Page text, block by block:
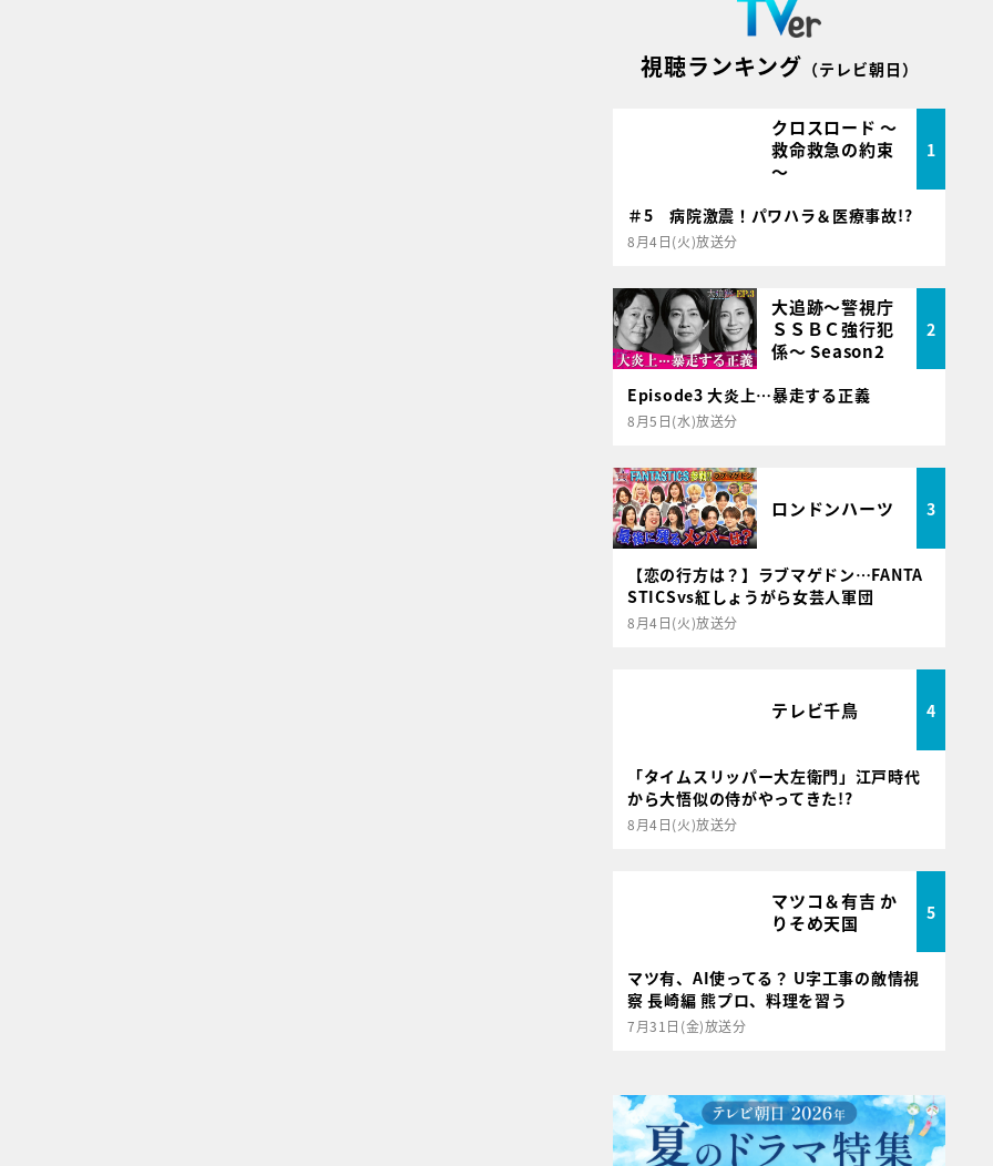
視聴ランキング （テレビ朝日）
クロスロード ～
救命救急の約束
～
1
＃5 病院激震！パワハラ＆医療事故!?
8月4日(火)放送分
大追跡～警視庁
ＳＳＢＣ強行犯
係～ Season2
2
Episode3 大炎上…暴走する正義
8月5日(水)放送分
ロンドンハーツ 3
【恋の行方は？】ラブマゲドン…FANTA
STICSvs紅しょうがら女芸人軍団
8月4日(火)放送分
テレビ千鳥 4
「タイムスリッパー大左衛門」江戸時代
から大悟似の侍がやってきた!?
8月4日(火)放送分
マツコ＆有吉 か
りそめ天国
5
マツ有、AI使ってる？ U字工事の敵情視
察 長崎編 熊プロ、料理を習う
7月31日(金)放送分